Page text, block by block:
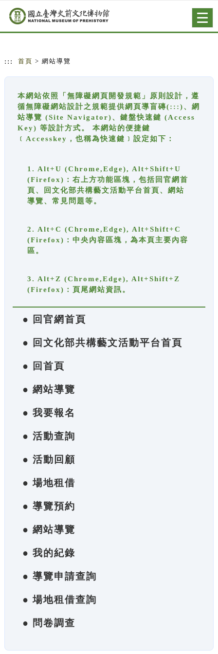
跳到主要內容
網站導覽
::: 首頁 > 網站導覽
本網站依照「無障礙網頁開發規範」原則設計，遵
循無障礙網站設計之規範提供網頁導盲磚(:::)、網
站導覽 (Site Navigator)、鍵盤快速鍵 (Access
Key) 等設計方式。 本網站的便捷鍵
﹝Accesskey，也稱為快速鍵﹞設定如下：
1. Alt+U (Chrome,Edge), Alt+Shift+U
(Firefox)：右上方功能區塊，包括回官網首
頁、回文化部共構藝文活動平台首頁、網站
導覽、常見問題等。
2. Alt+C (Chrome,Edge), Alt+Shift+C
(Firefox)：中央內容區塊，為本頁主要內容
區。
3. Alt+Z (Chrome,Edge), Alt+Shift+Z
(Firefox)：頁尾網站資訊。
● 回官網首頁
● 回文化部共構藝文活動平台首頁
● 回首頁
● 網站導覽
● 我要報名
● 活動查詢
● 活動回顧
● 場地租借
● 導覽預約
● 網站導覽
● 我的紀錄
● 導覽申請查詢
● 場地租借查詢
● 問卷調查